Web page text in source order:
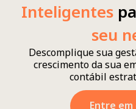
Inteligentes
seu
Descomplique sua
crescimento da sua
contábil
Entre